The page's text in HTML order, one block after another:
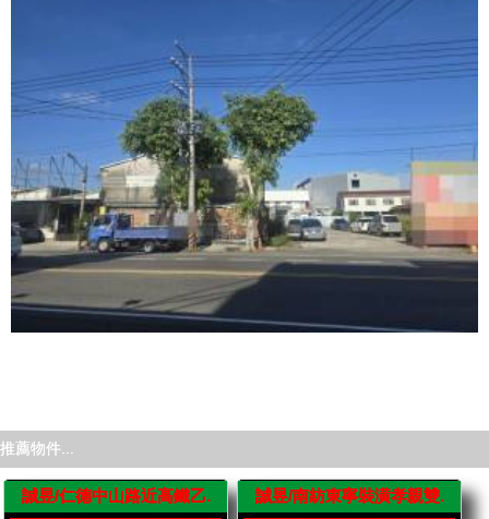
推薦物件...
誠昱/仁德中山路近高鐵乙. 誠昱/南紡東寧裝潢孝親雙.